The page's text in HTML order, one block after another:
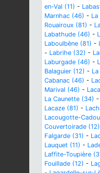
en-Val (11) -
Marnhac (46) -
Rouairoux (81) -
Labathude (46) -
Laboulbène (81) -
- Labrihe (32) -
Laburgade (46) -
Balaguier (12) -
Cabanac (46) -
Marival (46) -
La Caunette (34) -
Lacaze (81) -
Lacougotte-
Couvertoirade (12)
Falgarde (31) -
Lauquet (11) -
Laffite-Toupière
Fouillade (12) -